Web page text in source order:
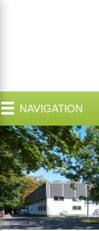
NAVIGATION